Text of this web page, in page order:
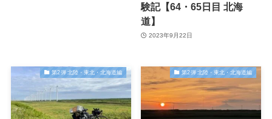
験記【64・65日目 北海
道】
2023年9月22日
第2弾 北陸・東北・北海道編 第2弾 北陸・東北・北海道編